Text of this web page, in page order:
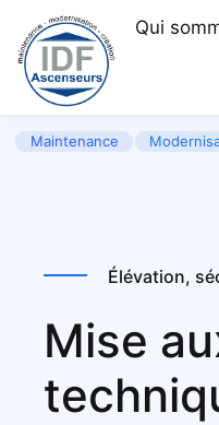
Qui
Maintenance
Élévation,
Mise